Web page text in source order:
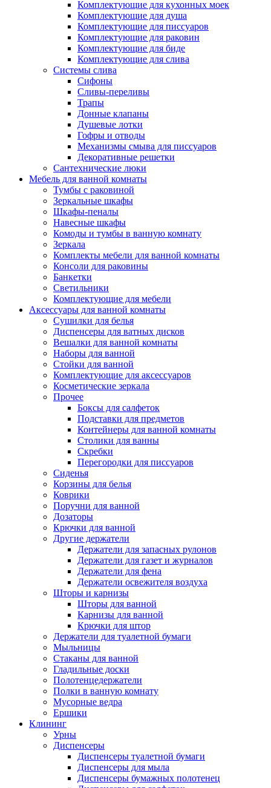
Комплектующие для кухонных моек
Комплектующие для душа
Комплектующие для писсуаров
Комплектующие для раковин
Комплектующие для биде
Комплектующие для слива
Системы слива
Сифоны
Сливы-переливы
Трапы
Донные клапаны
Душевые лотки
Гофры и отводы
Механизмы смыва для писсуаров
Декоративные решетки
Сантехнические люки
Мебель для ванной комнаты
Тумбы с раковиной
Зеркальные шкафы
Шкафы-пеналы
Навесные шкафы
Комоды и тумбы в ванную комнату
Зеркала
Комплекты мебели для ванной комнаты
Консоли для раковины
Банкетки
Светильники
Комплектующие для мебели
Аксессуары для ванной комнаты
Сушилки для белья
Диспенсеры для ватных дисков
Вешалки для ванной комнаты
Наборы для ванной
Стойки для ванной
Комплектующие для аксессуаров
Косметические зеркала
Прочее
Боксы для салфеток
Подставки для предметов
Контейнеры для ванной комнаты
Столики для ванны
Скребки
Перегородки для писсуаров
Сиденья
Корзины для белья
Коврики
Поручни для ванной
Дозаторы
Крючки для ванной
Другие держатели
Держатели для запасных рулонов
Держатели для газет и журналов
Держатели для фена
Держатели освежителя воздуха
Шторы и карнизы
Шторы для ванной
Карнизы для ванной
Крючки для штор
Держатели для туалетной бумаги
Мыльницы
Стаканы для ванной
Гладильные доски
Полотенцедержатели
Полки в ванную комнату
Мусорные ведра
Ершики
Клининг
Урны
Диспенсеры
Диспенсеры туалетной бумаги
Диспенсеры для мыла
Диспенсеры бумажных полотенец